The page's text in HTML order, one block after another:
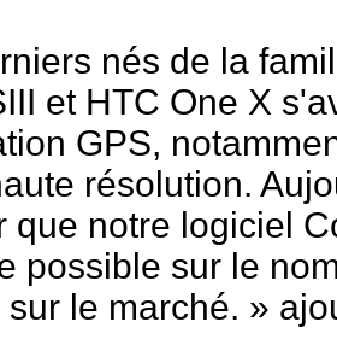
nés de la
et HTC One X
GPS,
résolution.
que notre logiciel
possible sur le
sur le marché. »